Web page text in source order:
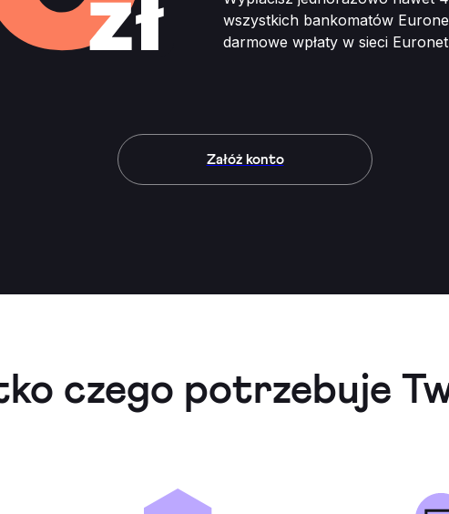
wszystkich bankomatów
darmowe wpłaty w sieci
Załóż konto
czego potrzebuje